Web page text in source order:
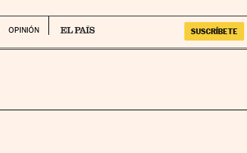
OPINIÓN SUSCRÍBETE